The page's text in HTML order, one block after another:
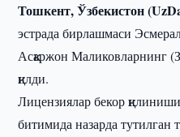
Тошкент, Ўзбекистон
эстрада бирлашмаси
Асқаржон Маликовларнинг
қилди.
Лицензиялар бекор
битимида назарда тутилган